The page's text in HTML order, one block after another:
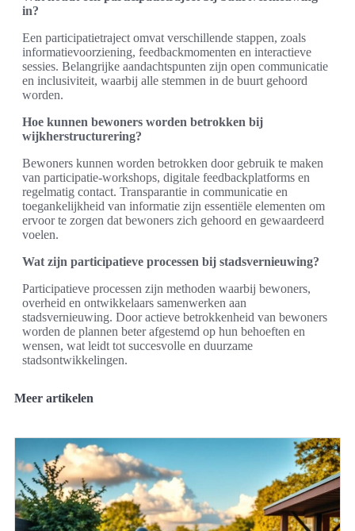
in?
Een participatietraject omvat verschillende stappen, zoals
informatievoorziening, feedbackmomenten en interactieve
sessies. Belangrijke aandachtspunten zijn open communicatie
en inclusiviteit, waarbij alle stemmen in de buurt gehoord
worden.
Hoe kunnen bewoners worden betrokken bij
wijkherstructurering?
Bewoners kunnen worden betrokken door gebruik te maken
van participatie-workshops, digitale feedbackplatforms en
regelmatig contact. Transparantie in communicatie en
toegankelijkheid van informatie zijn essentiële elementen om
ervoor te zorgen dat bewoners zich gehoord en gewaardeerd
voelen.
Wat zijn participatieve processen bij stadsvernieuwing?
Participatieve processen zijn methoden waarbij bewoners,
overheid en ontwikkelaars samenwerken aan
stadsvernieuwing. Door actieve betrokkenheid van bewoners
worden de plannen beter afgestemd op hun behoeften en
wensen, wat leidt tot succesvolle en duurzame
stadsontwikkelingen.
Meer artikelen